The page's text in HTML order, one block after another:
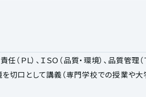
（ＰＬ）、ＩＳＯ（品質・環境）、品質管理（
切口として講義（専門学校での授業や大